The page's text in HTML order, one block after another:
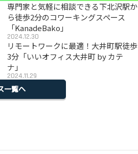
専門家と気軽に相談できる下北沢駅か
ら徒歩2分のコワーキングスペース
「KanadeBako」
2024.12.30
リモートワークに最適！大井町駅徒歩
3分「いいオフィス大井町 by カテ
ナ」
2024.11.29
一覧へ